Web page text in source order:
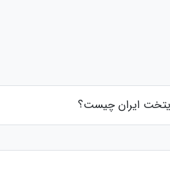
ایران چیست؟